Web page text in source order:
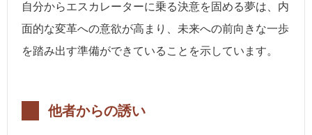
自分からエスカレーターに乗る決意を固める夢は、内
面的な変革への意欲が高まり、未来への前向きな一歩
を踏み出す準備ができていることを示しています。
他者からの誘い